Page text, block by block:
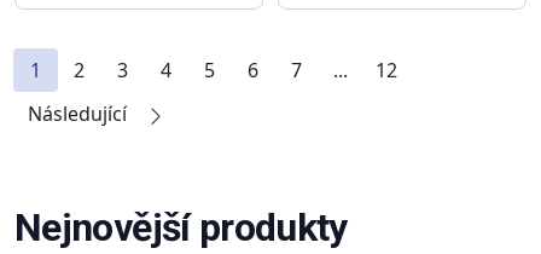
1 2 3 4 5 6 7 ...
12
Následující
Nejnovější produkty